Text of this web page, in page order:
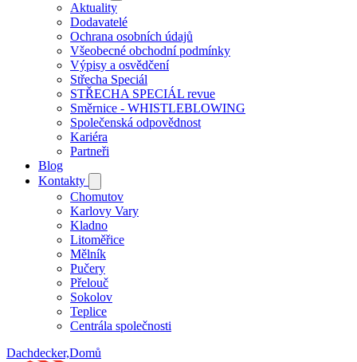
Aktuality
Dodavatelé
Ochrana osobních údajů
Všeobecné obchodní podmínky
Výpisy a osvědčení
Střecha Speciál
STŘECHA SPECIÁL revue
Směrnice - WHISTLEBLOWING
Společenská odpovědnost
Kariéra
Partneři
Blog
Kontakty
Chomutov
Karlovy Vary
Kladno
Litoměřice
Mělník
Pučery
Přelouč
Sokolov
Teplice
Centrála společnosti
Dachdecker,Domů